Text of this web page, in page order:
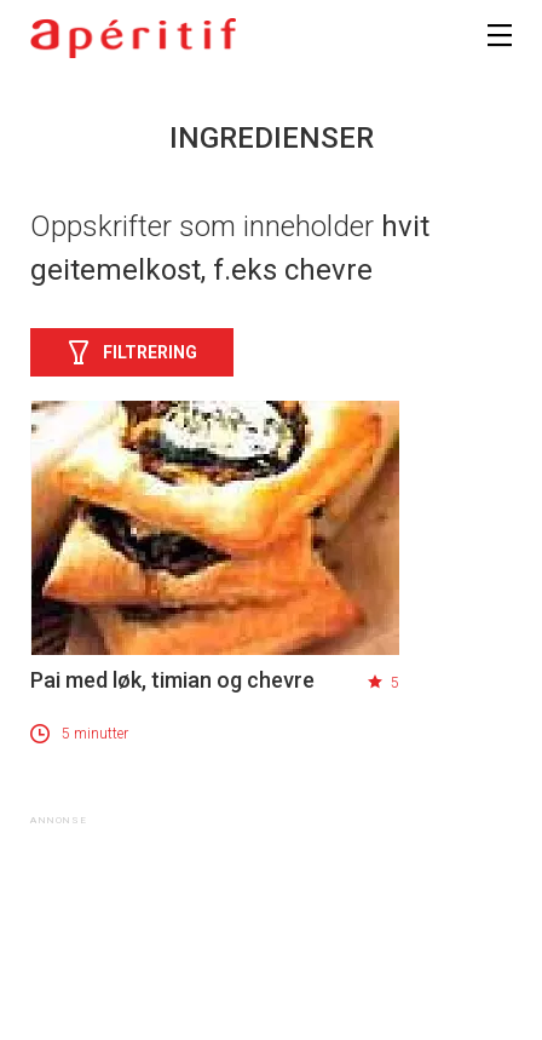
INGREDIENSER
Oppskrifter som inneholder hvit
geitemelkost, f.eks chevre
FILTRERING
Pai med løk, timian og chevre 5
5 minutter